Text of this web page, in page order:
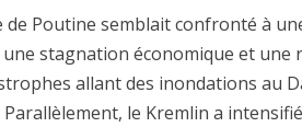
de Poutine semblait confronté à
une stagnation économique et
allant des inondations au
le Kremlin a